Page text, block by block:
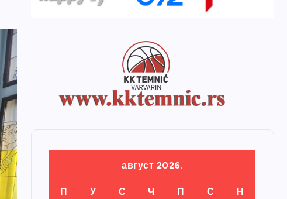
август 2026.
П У С Ч П С Н